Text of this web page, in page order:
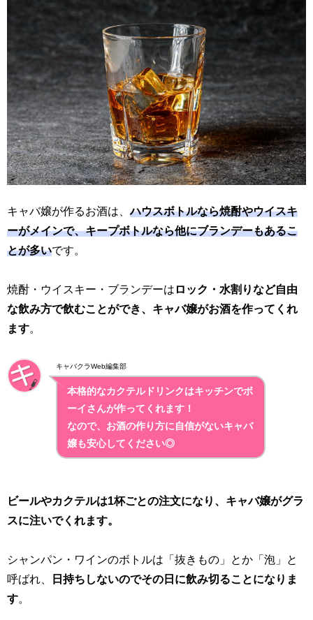
キャバ嬢が作るお酒は、ハウスボトルなら焼酎やウイスキ
ーがメインで、キープボトルなら他にブランデーもあるこ
とが多いです。
焼酎・ウイスキー・ブランデーは ロック・水割りなど自由
な飲み方で飲むことができ、キャバ嬢がお酒を作ってくれ
ます。
キャバクラWeb編集部
本格的なカクテルドリンクはキッチンでボ
ーイさんが作ってくれます！
なので、お酒の作り方に自信がないキャバ
嬢も安心してください◎
ビールやカクテルは1杯ごとの注文になり、キャバ嬢がグラ
スに注いでくれます。
シャンパン・ワインのボトルは「抜きもの」とか「泡」と
呼ばれ、
日持ちしないのでその日に飲み切ることになりま
す。